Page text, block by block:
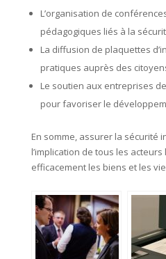
L’organisation de
pédagogiques liés à la
La diffusion de plaquettes
pratiques auprès des
Le soutien aux entreprises
pour favoriser le
En somme, assurer la sécurité
l’implication de tous les
efficacement les biens et les